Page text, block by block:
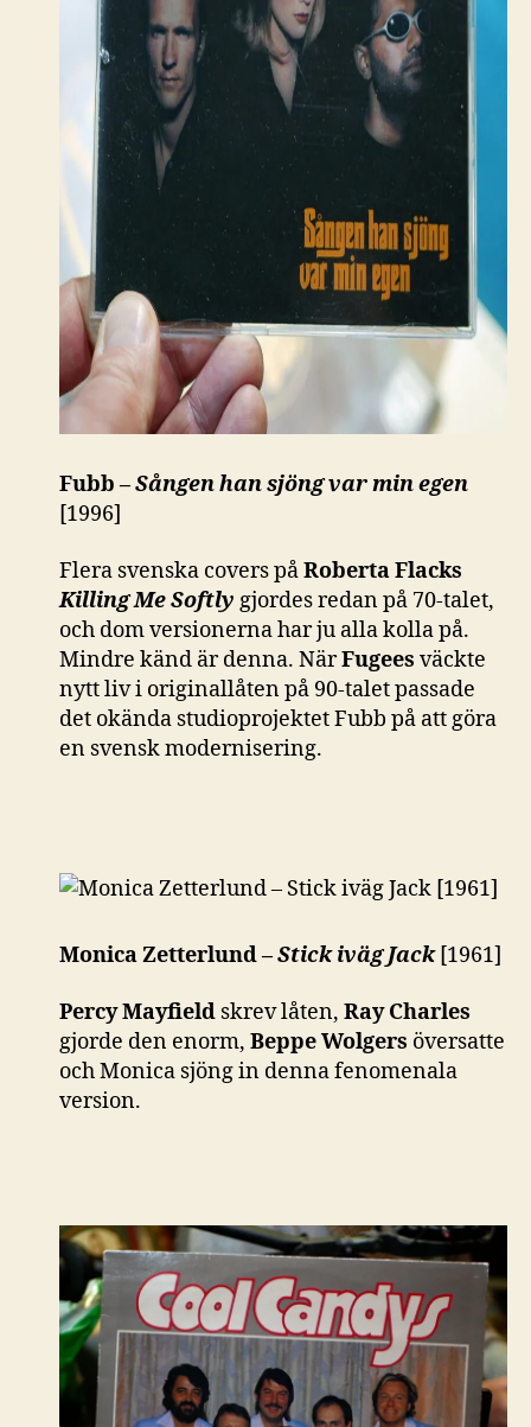
Fubb –Sången han sjöng var min egen
[1996]
Flera svenska covers påRoberta Flacks
Killing Me Softly gjordes redan på 70-talet,
och dom versionerna har ju alla kolla på.
Mindre känd är denna. NärFugees väckte
nytt liv i originallåten på 90-talet passade
det okända studioprojektet Fubb på att göra
en svensk modernisering.
Monica Zetterlund –Stick iväg Jack[1961]
Percy Mayfield skrev låten, Ray Charles
gjorde den enorm, Beppe Wolgers översatte
och Monica sjöng in denna fenomenala
version.